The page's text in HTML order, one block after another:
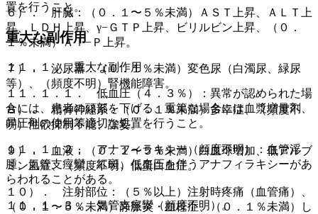
６）． 肝臓：（０．１〜５％未満）ＡＳＴ上昇、ＡＬＴ上
昇、ＬＤＨ上昇、γ−ＧＴＰ上昇、ビリルビン上昇、（０．
１％未満）Ａｌ−Ｐ上昇。
７）． 泌尿器：（０．１％未満）変色尿（白濁尿、緑尿
等）、（頻度不明）腎機能障害。
８）． 精神神経系：（０．１％未満）多幸症、（頻度不
明）性欲抑制不能、譫妄。
９）． 血液：（０．１〜５％未満）白血球増加、低アルブ
ミン血症、（頻度不明）低蛋白血症。
１０）． 注射部位：（５％以上）注射時疼痛（血管痛）、
（０．１〜５％未満）静脈炎・血栓症、（０．１％未満）し
置を行うこと。
重大な副作用
１１．１． 重大な副作用
１１．１．１． 低血圧（４．３％）：異常が認められた場
合には、患者の頭部を下げる、重篤な場合には血漿増量剤、
昇圧剤の使用等適切な処置を行うこと。
１１．１．２． アナフィラキシー（頻度不明）：血管浮
腫、気管支痙攣、紅斑、低血圧を伴うアナフィラキシーがあ
らわれることがある。
１１．１．３． 気管支痙攣（頻度不明）。